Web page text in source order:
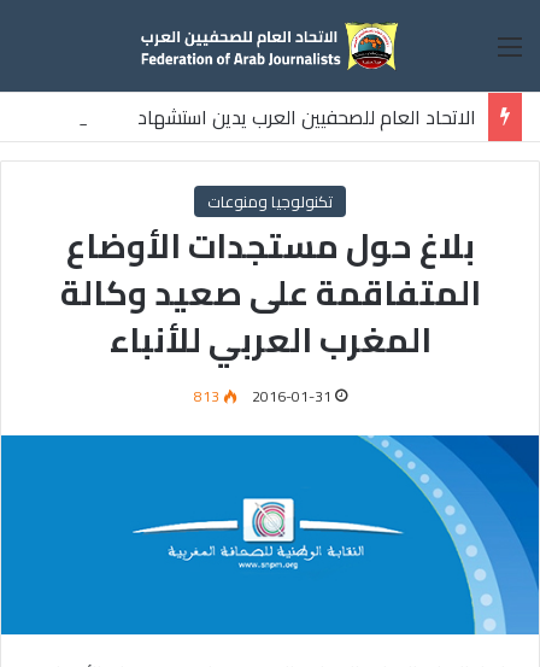
القائمة
الاتحاد العام للصحفيين العرب يدين استشهاد
ثلاثة صحفيين فلسطينيين باستهداف إسرائيلي وسط قطاع غزة
تكنولوجيا ومنوعات
بلاغ حول مستجدات الأوضاع
المتفاقمة على صعيد وكالة
المغرب العربي للأنباء
2016-01-31
813